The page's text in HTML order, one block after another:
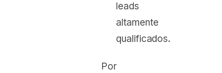
leads
altamente
qualificados.
Por